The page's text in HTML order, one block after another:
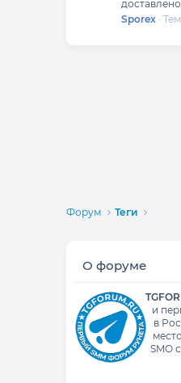
Sporex
Форум Теги
О форуме
и
в
SMO